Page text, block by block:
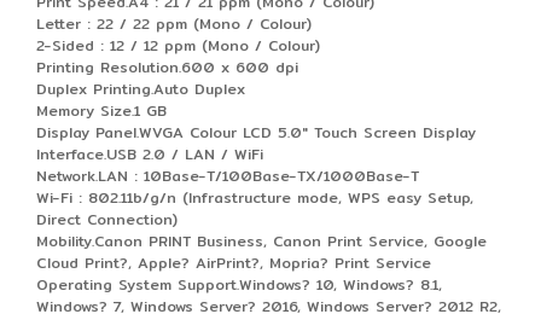
Letter : 22 / 22 ppm (Mono / Colour)
2-Sided : 12 / 12 ppm (Mono / Colour)
Printing Resolution.600 x 600 dpi
Duplex Printing.Auto Duplex
Memory Size.1 GB
Display Panel.WVGA Colour LCD 5.0" Touch Screen Display
Interface.USB 2.0 / LAN / WiFi
Network.LAN : 10Base-T/100Base-TX/1000Base-T
Wi-Fi : 802.11b/g/n (Infrastructure mode, WPS easy Setup,
Direct Connection)
Mobility.Canon PRINT Business, Canon Print Service, Google
Cloud Print?, Apple? AirPrint?, Mopria? Print Service
Operating System Support.Windows? 10, Windows? 8.1,
Windows? 7, Windows Server? 2016, Windows Server? 2012 R2,